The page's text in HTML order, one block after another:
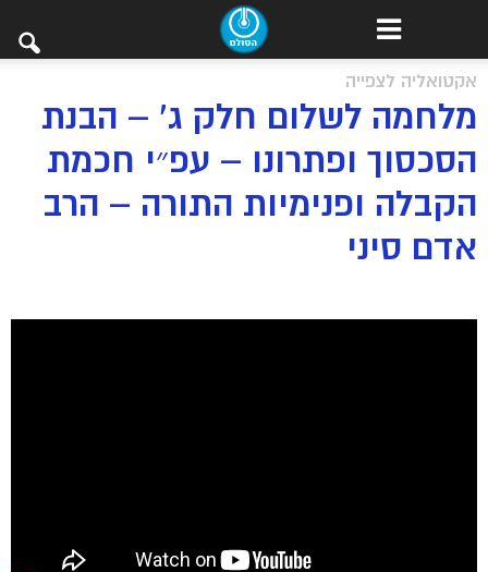
אקטואליה לצפייה
מלחמה לשלום חלק ג’ – הבנת
הסכסוך ופתרונו – עפ״י חכמת
הקבלה ופנימיות התורה – הרב
אדם סיני